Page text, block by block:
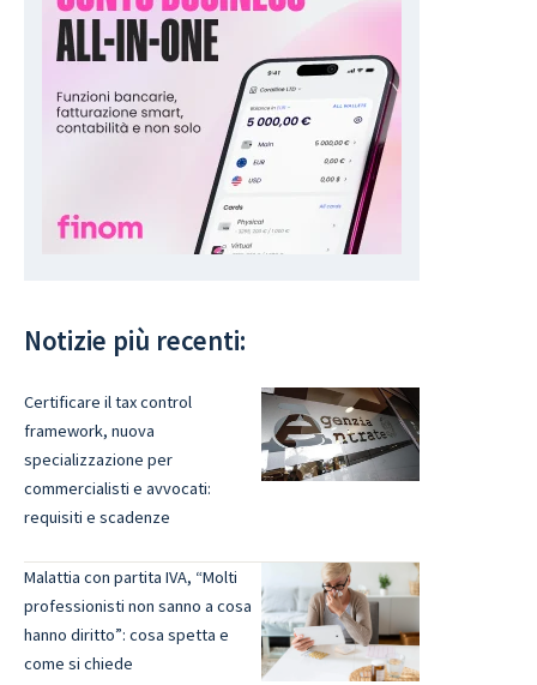
Notizie più recenti:
Certificare il tax control
framework, nuova
specializzazione per
commercialisti e avvocati:
requisiti e scadenze
Malattia con partita IVA, “Molti
professionisti non sanno a cosa
hanno diritto”: cosa spetta e
come si chiede